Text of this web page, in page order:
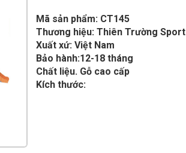
Mã sản phẩm: CT145
Thương hiệu: Thiên Trường Sport
Xuất xứ: Việt Nam
Bảo hành:12-18 tháng
Chất liệu. Gỗ cao cấp
Kích thước: